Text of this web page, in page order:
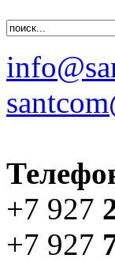
+7 927
+7 927